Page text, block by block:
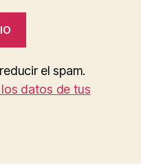
el spam.
datos de tus